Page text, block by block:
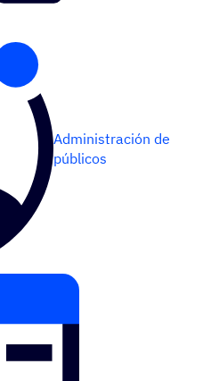
Administración de
públicos